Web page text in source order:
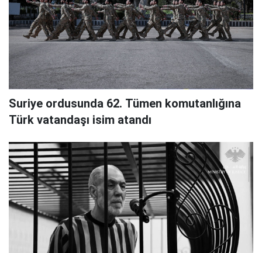
Suriye ordusunda 62. Tümen komutanlığına
Türk vatandaşı isim atandı